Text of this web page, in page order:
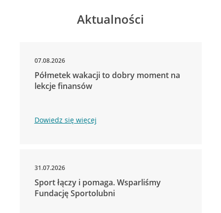
Aktualności
07.08.2026
Półmetek wakacji to dobry moment na
lekcje finansów
Dowiedz się więcej
31.07.2026
Sport łączy i pomaga. Wsparliśmy
Fundację Sportolubni